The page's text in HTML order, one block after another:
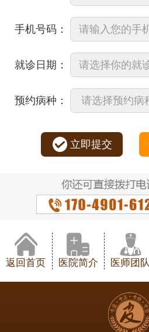
手机号码：
就诊日期：
预约病种：
立即提交
返回首页 医院简介 医师团队